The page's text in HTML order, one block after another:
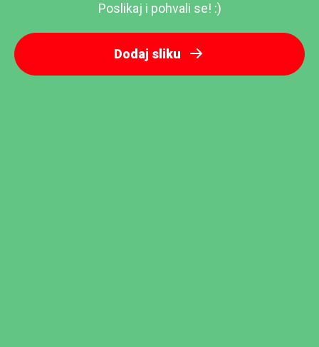
Poslikaj i pohvali se! :)
Dodaj sliku